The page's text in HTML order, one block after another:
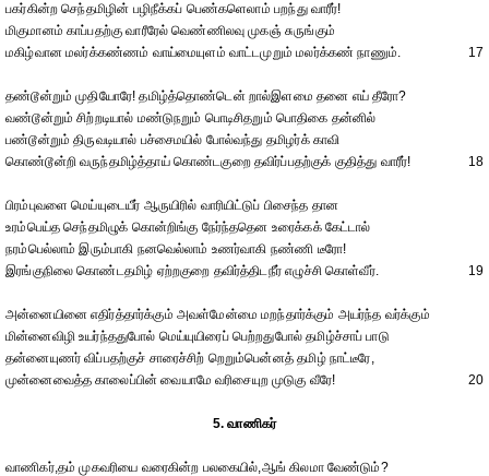
பகர்கின்ற செந்தமிழின் பழிநீக்கப் பெண்களெலாம் பறந்து வாரீர்!
மிகுமானம் காப்பதற்கு வாரீரேல் வெண்ணிலவு முகஞ் சுருங்கும்
மகிழ்வான மலர்க்கண்ணம் வாய்மையுளம் வாட்டமுறும் மலர்க்கண் நாணும்.
17
தண்டூன்றும் முதியோரே! தமிழ்த்தொண்டென் றால்இளமை தனை எய் தீரோ?
வண்டூன்றும் சிற்றடியால் மண்டுநறும் பொடிசிதறும் பொதிகை தன்னில்
பண்டூன்றும் திருவடியால் பச்சைமயில் போல்வந்து தமிழர்க் காவி
கொண்டூன்றி வருந்தமிழ்த்தாய் கொண்டகுறை தவிர்ப்பதற்குக் குதித்து வாரீர்!
18
பிரம்புவளை மெய்யுடையீர் ஆருயிரில் வாரியிட்டுப் பிசைந்த தான
உரம்பெய்த செந்தமிழுக் கொன்றிங்கு நேர்ந்ததென உரைக்கக் கேட்டால்
நரம்பெல்லாம் இரும்பாகி நனவெல்லாம் உணர்வாகி நண்ணி டீரோ!
இரங்குநிலை கொண்டதமிழ் ஏற்றகுறை தவிர்த்திடநீர் எழுச்சி கொள்வீர்.
19
அன்னையினை எதிர்த்தார்க்கும் அவள்மேன்மை மறந்தார்க்கும் அயர்ந்த வர்க்கும்
மின்னைவிழி உயர்ந்ததுபோல் மெய்யுயிரைப் பெற்றதுபோல் தமிழ்ச்சாப் பாடு
தன்னையுணர் விப்பதற்குச் சாரைச்சிற் றெறும்பென்னத் தமிழ் நாட்டீரே,
முன்னைவைத்த காலைப்பின் வையாமே வரிசையுற முடுகு வீரே!
20
5. வாணிகர்
வாணிகர்,தம் முகவரியை வரைகின்ற பலகையில்,ஆங் கிலமா வேண்டும்?